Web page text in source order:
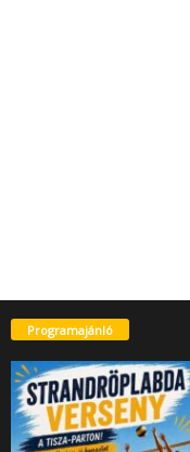
Programajánló